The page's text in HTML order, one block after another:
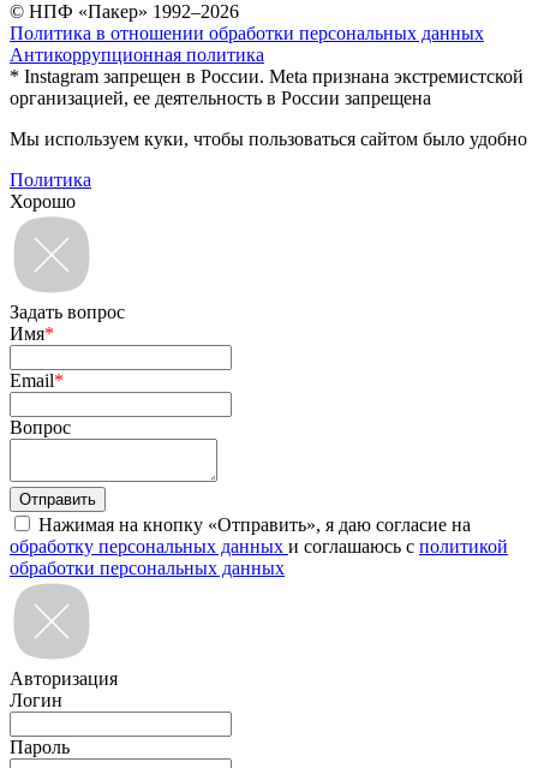
© НПФ «Пакер» 1992–2026
Политика в отношении обработки персональных данных
Антикоррупционная политика
* Instagram запрещен в России. Meta признана экстремистской
организацией, ее деятельность в России запрещена
Мы используем куки, чтобы пользоваться сайтом было удобно
Политика
Хорошо
Задать вопрос
Имя*
Email*
Вопрос
Нажимая на кнопку «Отправить», я даю согласие на
обработку персональных данных и соглашаюсь с политикой
обработки персональных данных
Авторизация
Логин
Пароль